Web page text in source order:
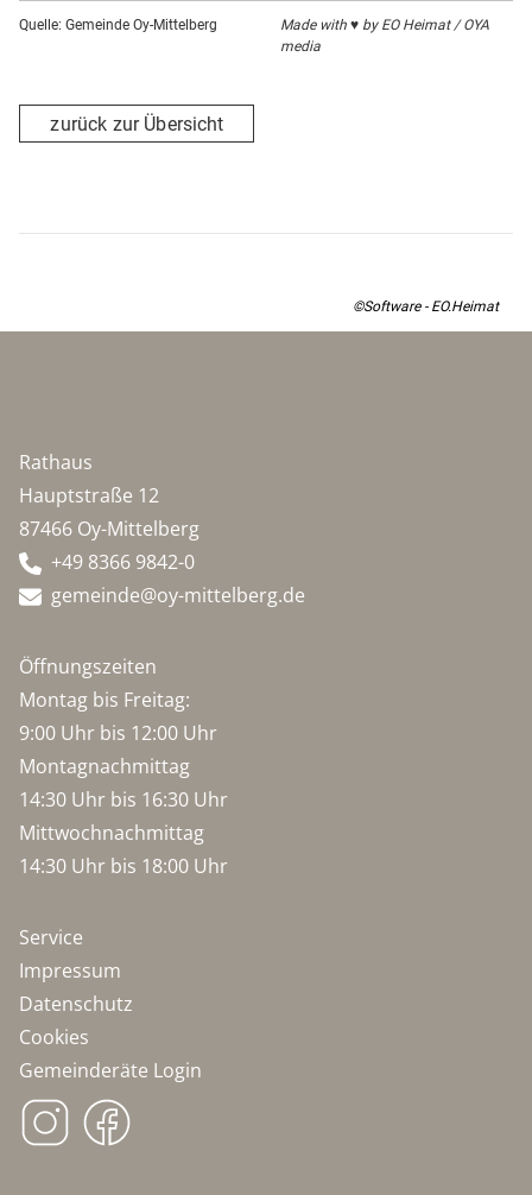
Quelle: Gemeinde Oy-Mittelberg
Made with ♥ by EO Heimat / OYA
media
zurück zur Übersicht
©Software - EO.Heimat
Rathaus
Hauptstraße 12
87466 Oy-Mittelberg
+49 8366 9842-0
gemeinde@oy-mittelberg.de
Öffnungszeiten
Montag bis Freitag:
9:00 Uhr bis 12:00 Uhr
Montagnachmittag
14:30 Uhr bis 16:30 Uhr
Mittwochnachmittag
14:30 Uhr bis 18:00 Uhr
Service
Impressum
Datenschutz
Cookies
Gemeinderäte Login